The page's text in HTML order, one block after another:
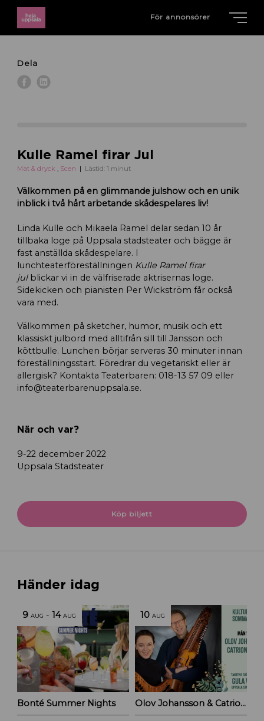
För annonsörer
Dela
Kulle Ramel firar Jul
Mat & dryck , Scen Lästid: 1 minut
Välkommen på en glimmande julshow och en unik
inblick i två hårt arbetande skådespelares liv!
Linda Kulle och Mikaela Ramel delar sedan 10 år
tillbaka loge på Uppsala stadsteater och bägge är
fast anställda skådespelare. I
lunchteaterföreställningen Kulle Ramel firar
julblickar vi in de välfriserade aktrisernas loge.
Sidekicken och pianisten Per Wickström får också
vara med.
Välkommen på sketcher, humor, musik och ett
klassiskt julbord med alltifrån sill till Jansson och
köttbulle. Lunchen börjar serveras 30 minuter innan
föreställningsstart. Föredrar du vegetariskt eller är
allergisk? Kontakta Teaterbaren: 018-13 57 09 eller
info@teaterbarenuppsala.se.
När och var?
9-22 december 2022
Uppsala Stadsteater
Köp biljett
Händer idag
9 AUG -14 AUG
Bonté Summer Nights
10 AUG
Olov Johansson & Catriona McKay – Kulturoasens sommarscen 2026